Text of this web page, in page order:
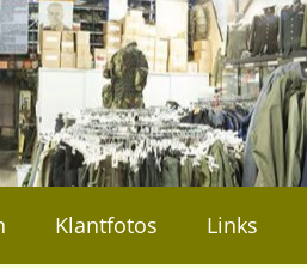
Klantfotos Links